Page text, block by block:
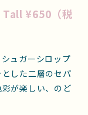
¥650（税
ュガーシロップ
した二層のセパ
が楽しい、のど